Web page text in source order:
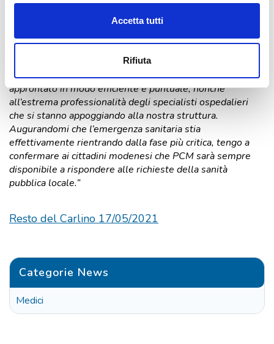
Accetta tutti
Rifiuta
infermieristico in particolare, va il mio ringraziamento per
aver accolto la sfida con grande impegno e
professionalità.
Il buon esito di questa collaborazione si deve senz’altro
anche alla qualità dell’organizzazione, a livello sanitario e
amministrativo, che l’Azienda diretta dal dottor Vagnini ha
approntato in modo efficiente e puntuale, nonché
all’estrema professionalità degli specialisti ospedalieri
che si stanno appoggiando alla nostra struttura.
Augurandomi che l’emergenza sanitaria stia
effettivamente rientrando dalla fase più critica, tengo a
confermare ai cittadini modenesi che PCM sarà sempre
disponibile a rispondere alle richieste della sanità
pubblica locale.”
Resto del Carlino 17/05/2021
Categorie News
Medici